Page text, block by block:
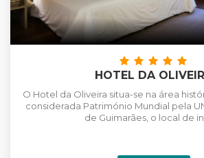
HOTEL DA
O Hotel da Oliveira situa-se na área
considerada Património Mundial pela
de Guimarães, o local de